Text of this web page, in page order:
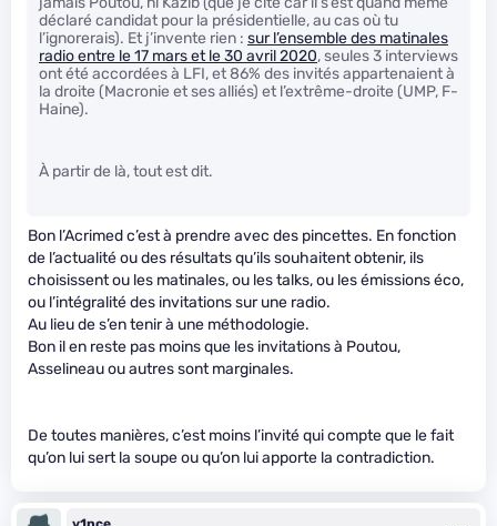
déclaré candidat pour la présidentielle, au cas où tu
l’ignorerais). Et j’invente rien : sur l’ensemble des matinales
radio entre le 17 mars et le 30 avril 2020, seules 3 interviews
ont été accordées à LFI, et 86% des invités appartenaient à
la droite (Macronie et ses alliés) et l’extrême-droite (UMP, F-
Haine).
À partir de là, tout est dit.
Bon l’Acrimed c’est à prendre avec des pincettes. En fonction
de l’actualité ou des résultats qu’ils souhaitent obtenir, ils
choisissent ou les matinales, ou les talks, ou les émissions éco,
ou l’intégralité des invitations sur une radio.
Au lieu de s’en tenir à une méthodologie.
Bon il en reste pas moins que les invitations à Poutou,
Asselineau ou autres sont marginales.
De toutes manières, c’est moins l’invité qui compte que le fait
qu’on lui sert la soupe ou qu’on lui apporte la contradiction.